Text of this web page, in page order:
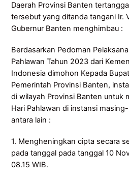
Daerah Provinsi Banten
tersebut yang ditanda tangani Ir.
Gubernur Banten menghimbau :
Berdasarkan Pedoman
Pahlawan Tahun 2023 dari
Indonesia dimohon Kepada
Pemerintah Provinsi Banten,
di wilayah Provinsi Banten untuk
Hari Pahlawan di instansi
antara lain :
1. Mengheningkan cipta secara
pada tanggal pada tanggal 10
08.15 WIB.